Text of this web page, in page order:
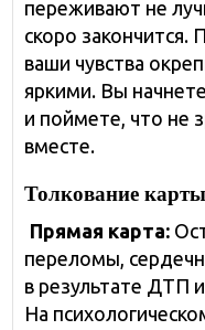
переживают не
скоро закончится.
ваши чувства
яркими. Вы
и поймете, что не
вместе.
Толкование
Прямая карта:
переломы,
в результате ДТП
На